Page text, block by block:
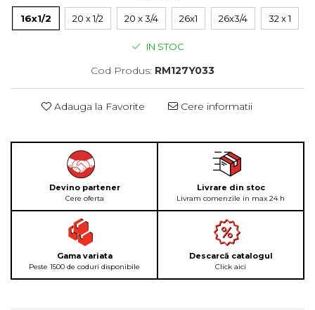
16x1/2 20 x 1/2 20 x 3/4 26x1 26x3/4 32 x 1
IN STOC
Cod Produs: RM127Y033
Adauga la Favorite Cere informatii
Devino partener
Cere oferta
Livrare din stoc
Livram comenzile in max 24 h
Gama variata
Peste 1500 de coduri disponibile
Descarcă catalogul
Click aici